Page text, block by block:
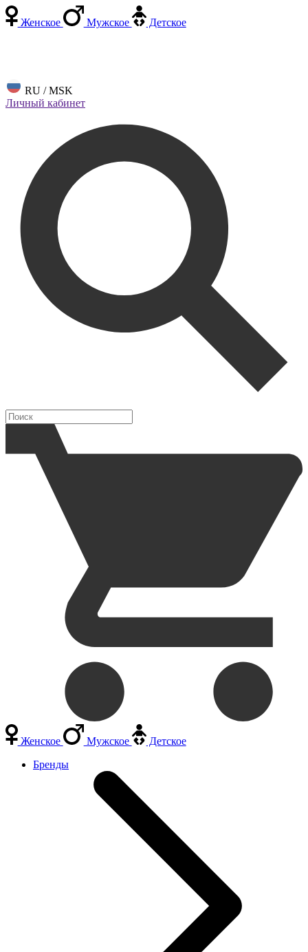
Женское Мужское Детское
RU / MSK
Личный кабинет
Женское Мужское
Детское
Бренды